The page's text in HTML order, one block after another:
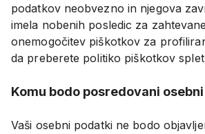
podatkov neobvezno in njegova
imela nobenih posledic za
onemogočitev piškotkov za
da preberete politiko piškotkov
Komu bodo posredovani
Vaši osebni podatki ne bodo